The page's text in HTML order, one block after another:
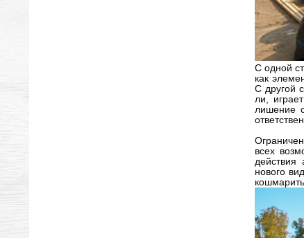
С одной
как
С другой
ли,
лишение
всех
действия
нового